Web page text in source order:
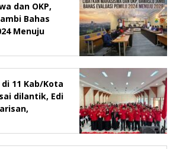
dan OKP,
Bahas
Menuju
di 11 Kab/Kota
dilantik, Edi